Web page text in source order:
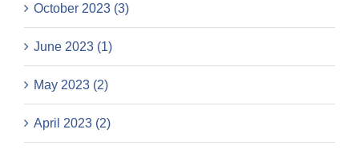
October 2023 (3)
June 2023 (1)
May 2023 (2)
April 2023 (2)